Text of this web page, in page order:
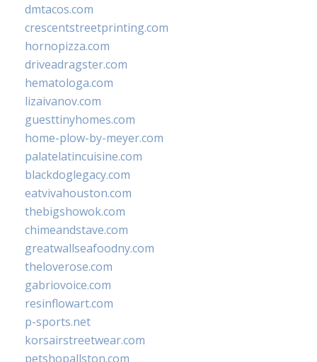
dmtacos.com
crescentstreetprinting.com
hornopizza.com
driveadragster.com
hematologa.com
lizaivanov.com
guesttinyhomes.com
home-plow-by-meyer.com
palatelatincuisine.com
blackdoglegacy.com
eatvivahouston.com
thebigshowok.com
chimeandstave.com
greatwallseafoodny.com
theloverose.com
gabriovoice.com
resinflowart.com
p-sports.net
korsairstreetwear.com
petshopallston.com